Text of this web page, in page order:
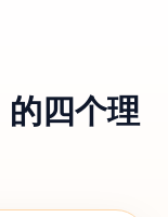
的四个理